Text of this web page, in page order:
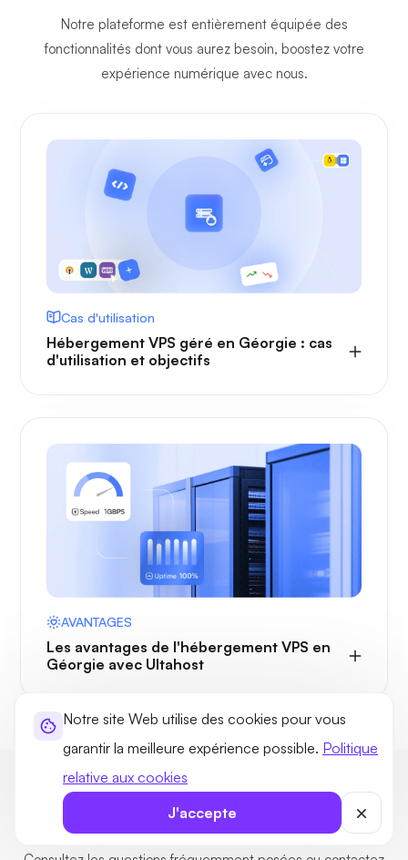
Notre site Web utilise des cookies pour vous
garantir la meilleure expérience possible. Politique
relative aux cookies
J'accepte
Notre plateforme est entièrement équipée des
fonctionnalités dont vous aurez besoin, boostez votre
expérience numérique avec nous.
Cas d'utilisation
Hébergement VPS géré en Géorgie : cas
d'utilisation et objectifs
AVANTAGES
Les avantages de l'hébergement VPS en
Géorgie avec Ultahost
FAQ sur l'hébergement VPS en
Géorgie